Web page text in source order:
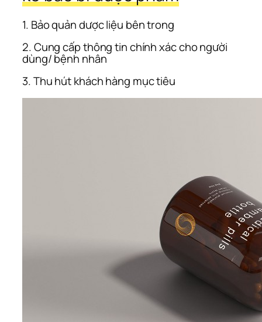
1. Bảo quản dược liệu bên trong
2. Cung cấp thông tin chính xác cho người
dùng/ bệnh nhân
3. Thu hút khách hàng mục tiêu